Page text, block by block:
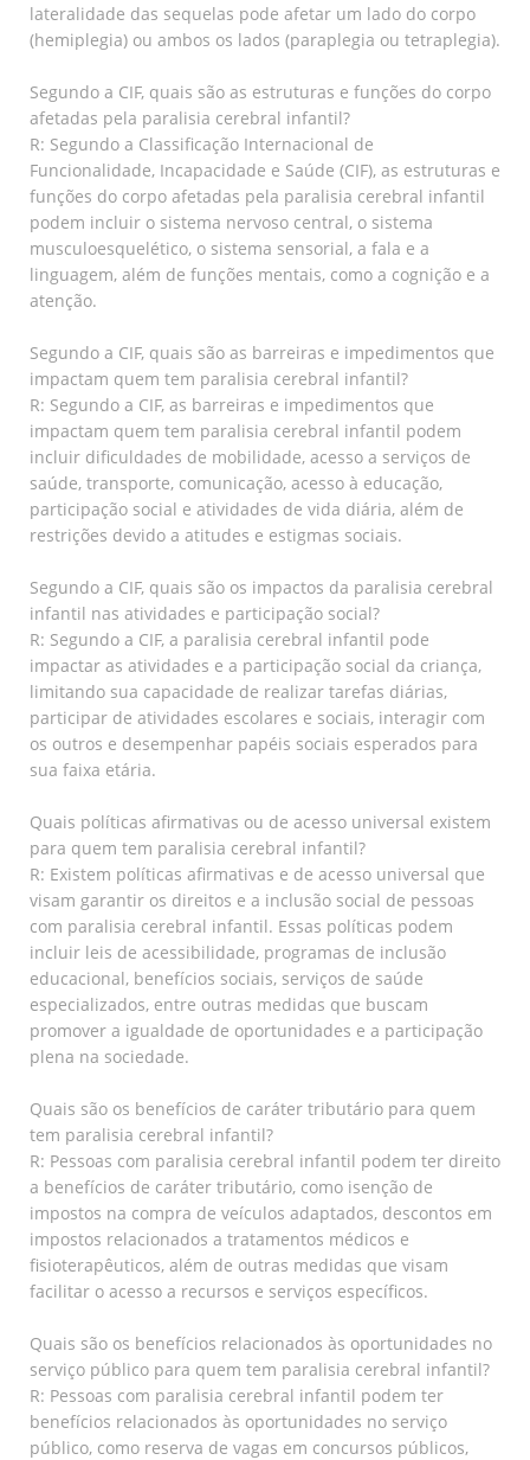
lateralidade das sequelas pode afetar um lado do corpo
(hemiplegia) ou ambos os lados (paraplegia ou tetraplegia).
Segundo a CIF, quais são as estruturas e funções do corpo
afetadas pela paralisia cerebral infantil?
R: Segundo a Classificação Internacional de
Funcionalidade, Incapacidade e Saúde (CIF), as estruturas e
funções do corpo afetadas pela paralisia cerebral infantil
podem incluir o sistema nervoso central, o sistema
musculoesquelético, o sistema sensorial, a fala e a
linguagem, além de funções mentais, como a cognição e a
atenção.
Segundo a CIF, quais são as barreiras e impedimentos que
impactam quem tem paralisia cerebral infantil?
R: Segundo a CIF, as barreiras e impedimentos que
impactam quem tem paralisia cerebral infantil podem
incluir dificuldades de mobilidade, acesso a serviços de
saúde, transporte, comunicação, acesso à educação,
participação social e atividades de vida diária, além de
restrições devido a atitudes e estigmas sociais.
Segundo a CIF, quais são os impactos da paralisia cerebral
infantil nas atividades e participação social?
R: Segundo a CIF, a paralisia cerebral infantil pode
impactar as atividades e a participação social da criança,
limitando sua capacidade de realizar tarefas diárias,
participar de atividades escolares e sociais, interagir com
os outros e desempenhar papéis sociais esperados para
sua faixa etária.
Quais políticas afirmativas ou de acesso universal existem
para quem tem paralisia cerebral infantil?
R: Existem políticas afirmativas e de acesso universal que
visam garantir os direitos e a inclusão social de pessoas
com paralisia cerebral infantil. Essas políticas podem
incluir leis de acessibilidade, programas de inclusão
educacional, benefícios sociais, serviços de saúde
especializados, entre outras medidas que buscam
promover a igualdade de oportunidades e a participação
plena na sociedade.
Quais são os benefícios de caráter tributário para quem
tem paralisia cerebral infantil?
R: Pessoas com paralisia cerebral infantil podem ter direito
a benefícios de caráter tributário, como isenção de
impostos na compra de veículos adaptados, descontos em
impostos relacionados a tratamentos médicos e
fisioterapêuticos, além de outras medidas que visam
facilitar o acesso a recursos e serviços específicos.
Quais são os benefícios relacionados às oportunidades no
serviço público para quem tem paralisia cerebral infantil?
R: Pessoas com paralisia cerebral infantil podem ter
benefícios relacionados às oportunidades no serviço
público, como reserva de vagas em concursos públicos,